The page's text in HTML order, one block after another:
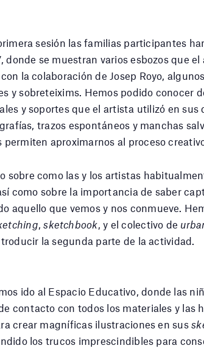
sesión las familias participantes
donde se muestran varios esbozos que
la colaboración de Josep Royo,
y sobreteixims. Hemos podido conocer
y soportes que el artista utilizó en sus
trazos espontáneos y manchas
aproximarnos al proceso
sobre como las y los artistas
como sobre la importancia de saber
aquello que vemos y nos conmueve.
,sketchbook, y el colectivo de
la segunda parte de la actividad.
ido al Espacio Educativo, donde las
contacto con todos los materiales y las
crear magníficas ilustraciones en sus
los trucos imprescindibles para